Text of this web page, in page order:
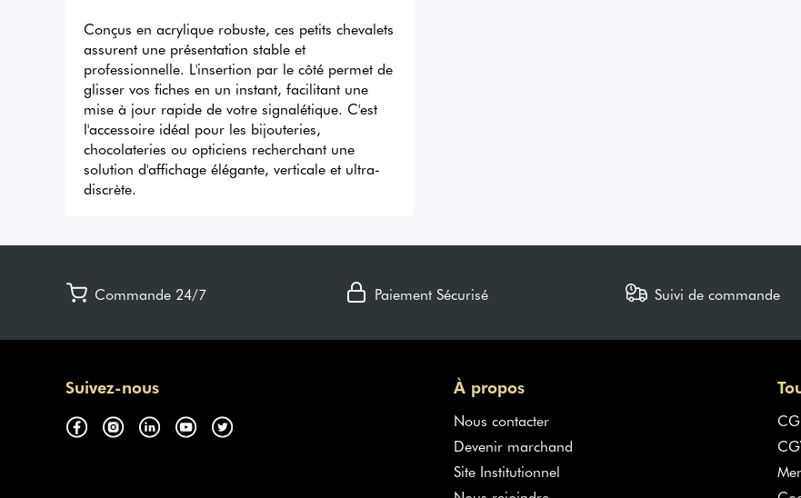
Conçus en acrylique robuste, ces petits chevalets
assurent une présentation stable et
professionnelle. L'insertion par le côté permet de
glisser vos fiches en un instant, facilitant une
mise à jour rapide de votre signalétique. C'est
l'accessoire idéal pour les bijouteries,
chocolateries ou opticiens recherchant une
solution d'affichage élégante, verticale et ultra-
discrète.
Commande 24/7 Paiement Sécurisé Suivi de commande
Suivez-nous À propos
Nous contacter
Devenir marchand
Site Institutionnel